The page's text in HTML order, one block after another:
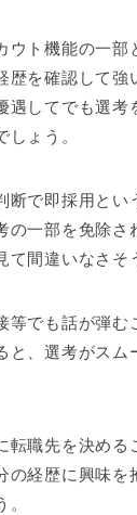
ウト機能の一部
歴を確認して強
遇してでも選考
しょう。
断で即採用とい
の一部を免除さ
て間違いなさそ
等でも話が弾む
と、選考がスム
転職先を決める
の経歴に興味を